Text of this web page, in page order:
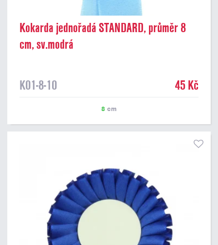
Kokarda jednořadá STANDARD, průměr 8
cm, sv.modrá
K01-8-10 45 Kč
8 cm